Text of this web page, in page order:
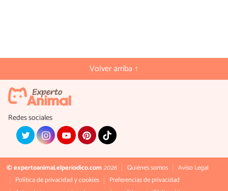
Volver arriba ↑
Redes sociales
© expertoanimal.elperiodico.com2026 Quiénes somos
Aviso Legal
Política de privacidad y cookies
Preferencias de privacidad